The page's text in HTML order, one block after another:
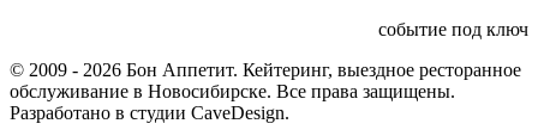
событие под ключ
© 2009 - 2026 Бон Аппетит. Кейтеринг, выездное ресторанное
обслуживание в Новосибирске. Все права защищены.
Разработано в студии CaveDesign.